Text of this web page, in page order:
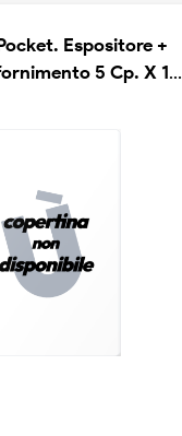
Espositore +
5 Cp. X 10